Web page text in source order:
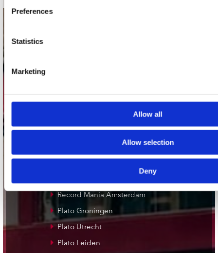
Preferences
Statistics
Marketing
Allow all
Allow selection
Deny
1017 VP Amsterdam
onze winkels
Record Mania Amsterdam
Plato Groningen
Plato Utrecht
Plato Leiden